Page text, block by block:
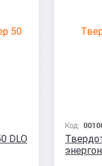
DLO
Код: